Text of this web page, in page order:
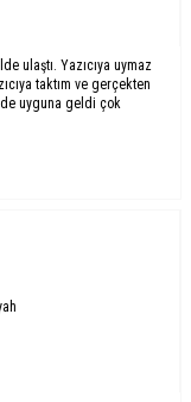
ulaştı. Yazıcıya uymaz
taktım ve gerçekten
uyguna geldi çok